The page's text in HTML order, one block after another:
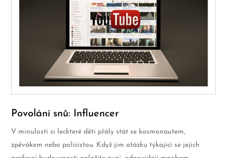
Povolání snů: Influencer
V minulosti si leckteré děti přály stát se kosmonautem,
zpěvákem nebo policistou. Když jim otázku týkající se jejich